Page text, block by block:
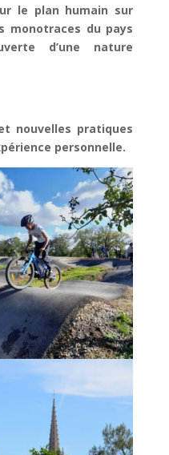
le plan humain sur
monotraces du pays
d’une nature
nouvelles pratiques
personnelle.